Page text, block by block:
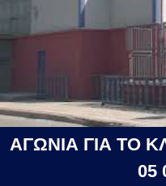
ΑΓΩΝΙΑ ΓΙΑ ΤΟ
05